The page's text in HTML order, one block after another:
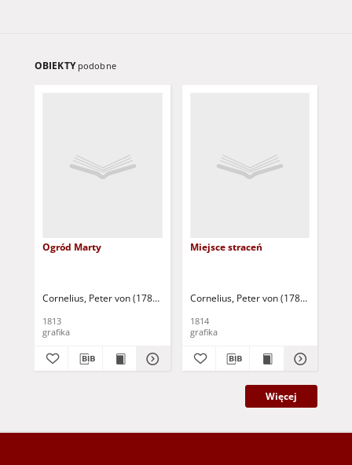
OBIEKTY podobne
Ogród Marty
Cornelius, Peter von (1783-1867) Ruscheweyh, Ferdinand (1785-1846)
1813
grafika
Miejsce straceń
Cornelius, Peter von (1783-1867)
1814
grafika
Więcej